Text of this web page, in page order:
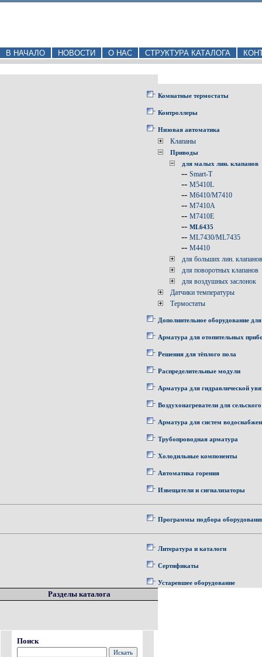
В НАЧАЛО НОВОСТИ О НАС СТРУКТУРА КАТАЛОГА
Комнатные термостаты
Контроллеры
Низовая автоматика
Клапаны
Приводы
для малых лин. клапанов
-- Smart-T
-- M5410L
-- M6410/M7410
-- M7410A
-- M7410E
-- ML6435
-- ML7430/ML7435
-- M4410
для больших лин. клапанов
для поворотных клапанов
для воздушных заслонок
Датчики температуры
Термостаты
Дополнительное оборудование
Арматура для отопительных
Решения для тёплого пола
Распределительные модули
Арматура для гидравлической
Воздухонагреватели для
Арматура для систем
Трубопроводная арматура
Холодильные компоненты
Автоматика горения
Извещатели и сигнализаторы
Программы подбора
Литература и каталоги
Сертификаты
Устаревшее оборудование
Разделы каталога
Поиск